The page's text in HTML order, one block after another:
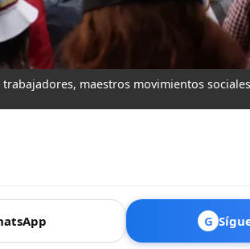
maestros movimientos
G